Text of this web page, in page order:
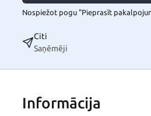
Nospiežot pogu "Pieprasīt
Citi
Saņēmēji
Informācija